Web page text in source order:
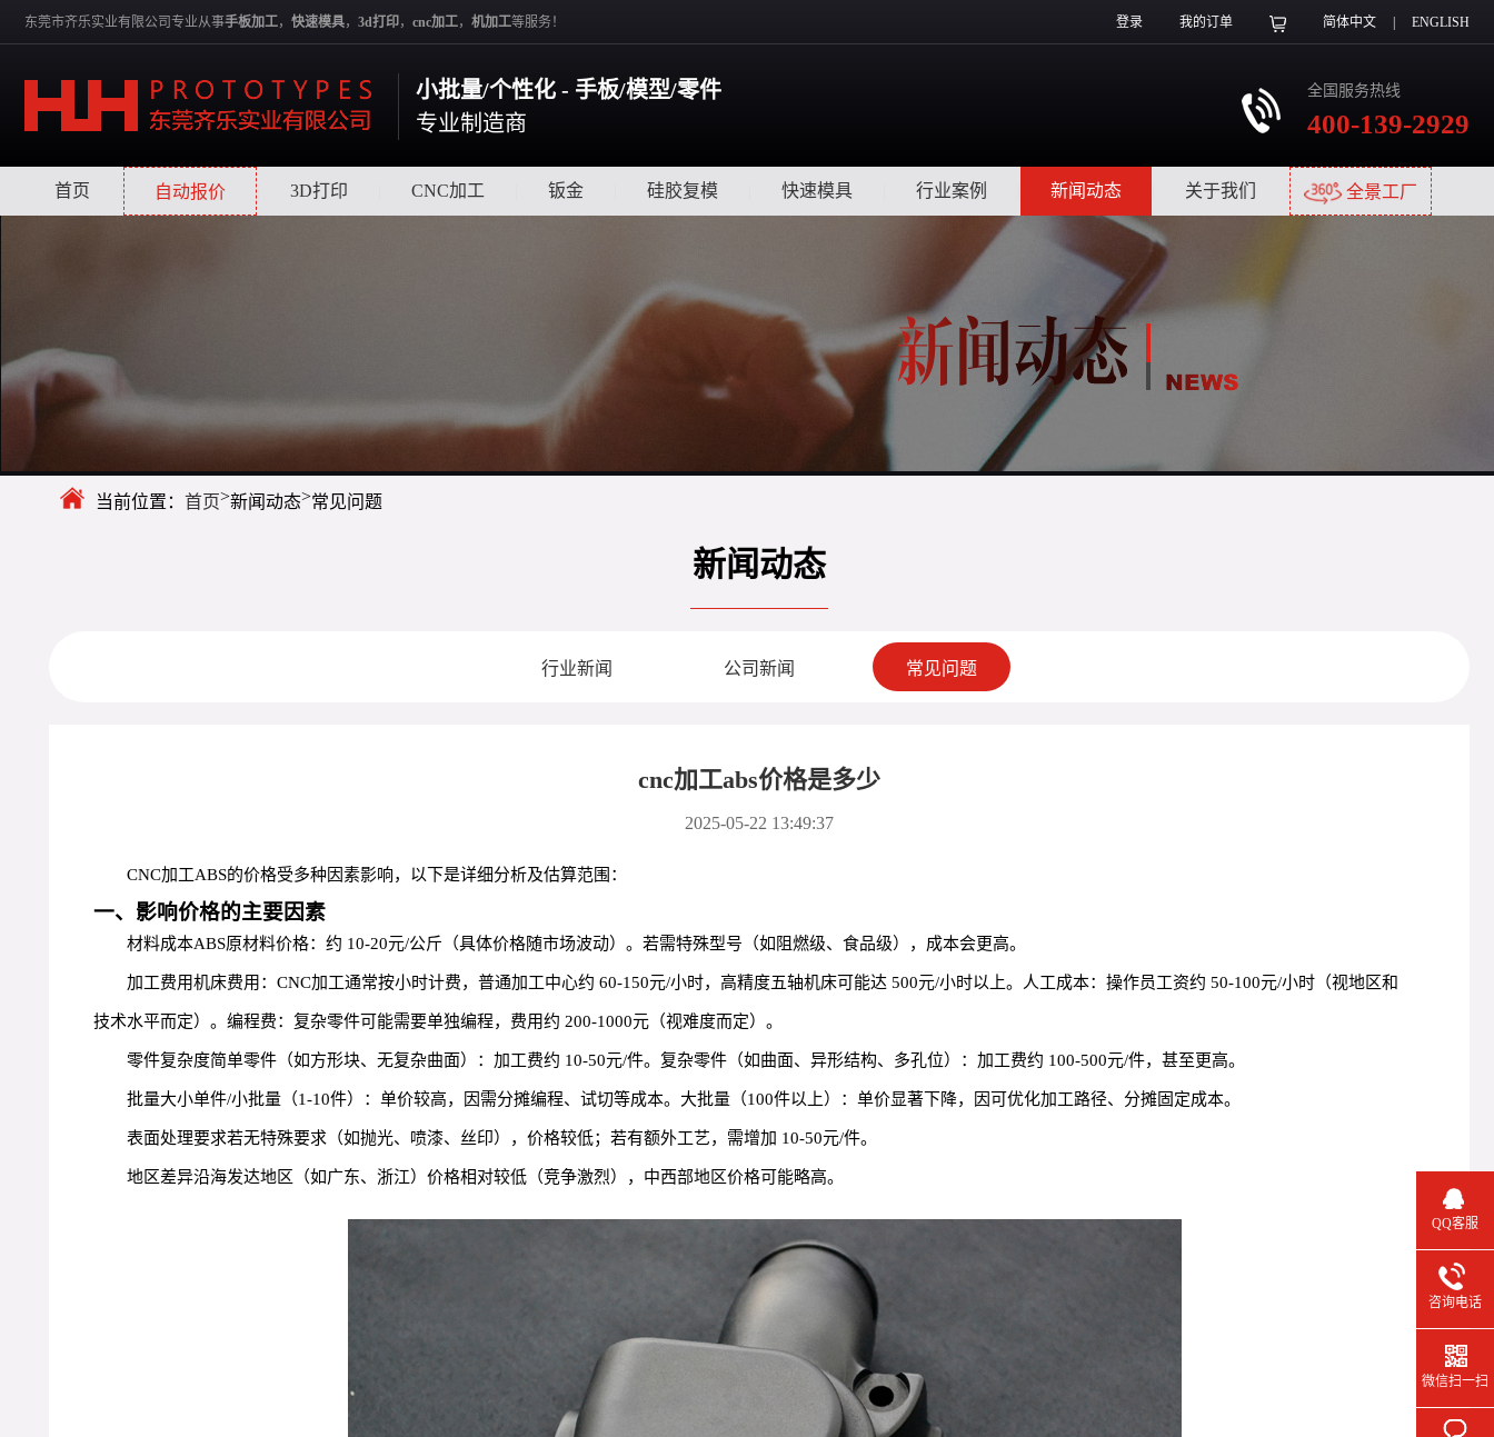
东莞市齐乐实业有限公司专业从事手板加工， 快速模具， 3d打印， cnc加工， 机加工等服务！ 登录 我的订单 简体中文 ENGLISH
小批量/个性化 - 手板/模型/零件
专业制造商
全国服务热线
400-139-2929
首页 自动报价 3D打印 CNC加工 钣金 硅胶复模 快速模具 行业案例 新闻动态 关于我们 全景工厂
当前位置： 首页>新闻动态>常见问题
新闻动态
行业新闻 公司新闻 常见问题
cnc加工abs价格是多少
2025-05-22 13:49:37
CNC加工ABS的价格受多种因素影响，以下是详细分析及估算范围：
一、影响价格的主要因素
材料成本ABS原材料价格：约 10-20元/公斤（具体价格随市场波动）。若需特殊型号（如阻燃级、食品级），成本会更高。
加工费用机床费用：CNC加工通常按小时计费，普通加工中心约 60-150元/小时，高精度五轴机床可能达 500元/小时以上。人工成本：操作员工资约 50-100元/小时（视地区和
技术水平而定）。编程费：复杂零件可能需要单独编程，费用约 200-1000元（视难度而定）。
零件复杂度简单零件（如方形块、无复杂曲面）：加工费约 10-50元/件。复杂零件（如曲面、异形结构、多孔位）：加工费约 100-500元/件，甚至更高。
批量大小单件/小批量（1-10件）：单价较高，因需分摊编程、试切等成本。大批量（100件以上）：单价显著下降，因可优化加工路径、分摊固定成本。
表面处理要求若无特殊要求（如抛光、喷漆、丝印），价格较低；若有额外工艺，需增加 10-50元/件。
地区差异沿海发达地区（如广东、浙江）价格相对较低（竞争激烈），中西部地区价格可能略高。
QQ客服
咨询电话
微信扫一扫